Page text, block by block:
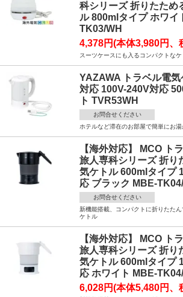
科シリーズ 折りたため
ル 800mlタイプ ホワイ
TK03/WH
4,378円(本体3,980円、
スーツケースにも入るコンパクトなケ
YAZAWA トラベル電
対応 100V-240V対応
ト TVR53WH
お問合せください
ホテルなど滞在のお部屋で簡単にお湯
【海外対応】 MCO ト
旅人専科シリーズ 折り
気ケトル 600mlタイプ
応 ブラック MBE-
お問合せください
新機能搭載、コンパクトに折りたた
ケトル
【海外対応】 MCO ト
旅人専科シリーズ 折り
気ケトル 600mlタイプ
応 ホワイト MBE-
6,028円(本体5,480円、